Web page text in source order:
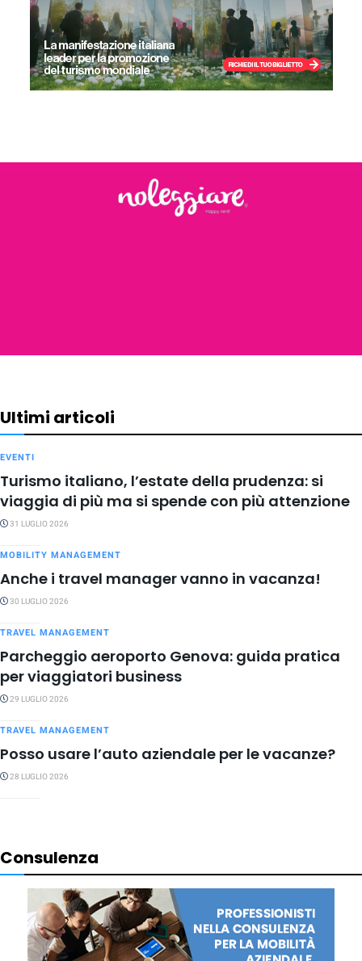
Ultimi articoli
EVENTI
Turismo italiano, l’estate della prudenza: si
viaggia di più ma si spende con più attenzione
31 LUGLIO 2026
MOBILITY MANAGEMENT
Anche i travel manager vanno in vacanza!
30 LUGLIO 2026
TRAVEL MANAGEMENT
Parcheggio aeroporto Genova: guida pratica
per viaggiatori business
29 LUGLIO 2026
TRAVEL MANAGEMENT
Posso usare l’auto aziendale per le vacanze?
28 LUGLIO 2026
Consulenza